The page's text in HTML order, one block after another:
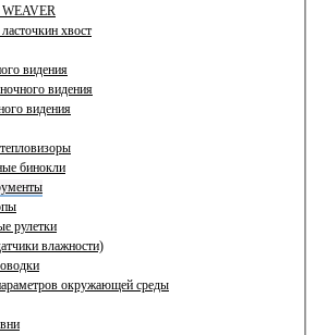
WEAVER
хвост
видения
видения
видения
бинокли
рулетки
влажности)
окружающей среды